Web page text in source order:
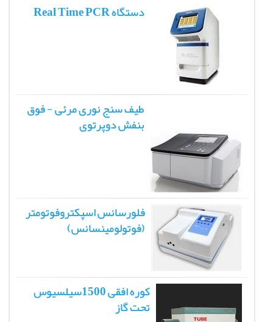
دستگاه Real Time PCR
طیف سنج نوری مرئی - فوق
بنفش دوپرتوی
فلورسانس اسپکتروفوتومتر
(فوتولومینسانس)
کوره افقی 1500سیلسیوس
تحت گاز